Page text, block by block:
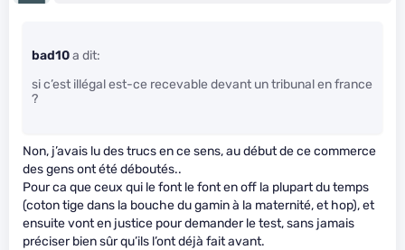
bad10a dit:
si c’est illégal est-ce recevable devant un tribunal en france
?
Non, j’avais lu des trucs en ce sens, au début de ce commerce
des gens ont été déboutés..
Pour ca que ceux qui le font le font en off la plupart du temps
(coton tige dans la bouche du gamin à la maternité, et hop), et
ensuite vont en justice pour demander le test, sans jamais
préciser bien sûr qu’ils l’ont déjà fait avant.